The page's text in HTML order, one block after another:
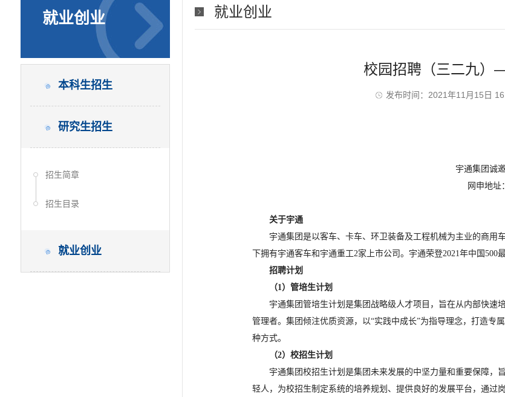
就业创业
本科生招生
研究生招生
招生简章
招生目录
就业创业
就业创业
校园招聘（三二九
发布时间：2021年11月15日
宇通集团诚
网申地址
关于宇通
宇通集团是以客车、卡车、环卫装备及工程机械为主业的商用
下拥有宇通客车和宇通重工2家上市公司。宇通荣登2021年中国 500
招聘计划
（1）管培生计划
宇通集团管培生计划是集团战略级人才项目，旨在从内部快速
管理者。集团倾注优质资源，以“实践中成长”为指导理念，打造专
种方式。
（2）校招生计划
宇通集团校招生计划是集团未来发展的中坚力量和重要保障，
轻人，为校招生制定系统的培养规划、提供良好的发展平台，通过